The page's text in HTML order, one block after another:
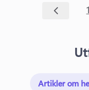
1
Artikler om